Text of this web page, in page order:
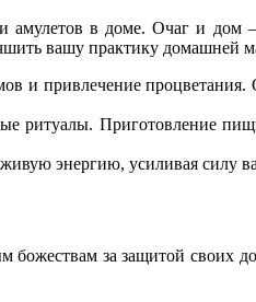
амулетов в доме. Очаг и дом
вашу практику домашней
и привлечение процветания.
ритуалы. Приготовление
энергию, усиливая силу
божествам за защитой своих